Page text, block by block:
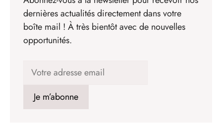
dernières actualités directement dans votre
boîte mail ! À très bientôt avec de nouvelles
opportunités.